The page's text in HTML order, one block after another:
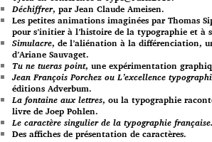
Déchiffrer, par Jean Claude Ameisen.
Les petites animations imaginées par Thomas
pour s’initier à l’histoire de la typographie et à
Simulacre, de l’aliénation à la différenciation,
d’Ariane Sauvaget.
Tu ne tueras point, une expérimentation
Jean François Porchez ou L’excellence
éditions Adverbum.
La fontaine aux lettres, ou la typographie
livre de Joep Pohlen.
Le caractère singulier de la typographie française.
Des affiches de présentation de caractères.